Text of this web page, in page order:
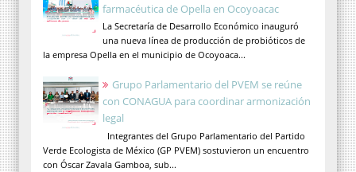
farmacéutica de Opella en Ocoyoacac
La Secretaría de Desarrollo Económico inauguró
una nueva línea de producción de probióticos de
la empresa Opella en el municipio de Ocoyoaca...
Grupo Parlamentario del PVEM se reúne
con CONAGUA para coordinar armonización
legal
Integrantes del Grupo Parlamentario del Partido
Verde Ecologista de México (GP PVEM) sostuvieron un encuentro
con Óscar Zavala Gamboa, sub...